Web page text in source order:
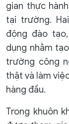
gian thực
tại trường.
động đào
dụng nhằm
trường công
thật và làm
hàng đầu.
Trong khuôn